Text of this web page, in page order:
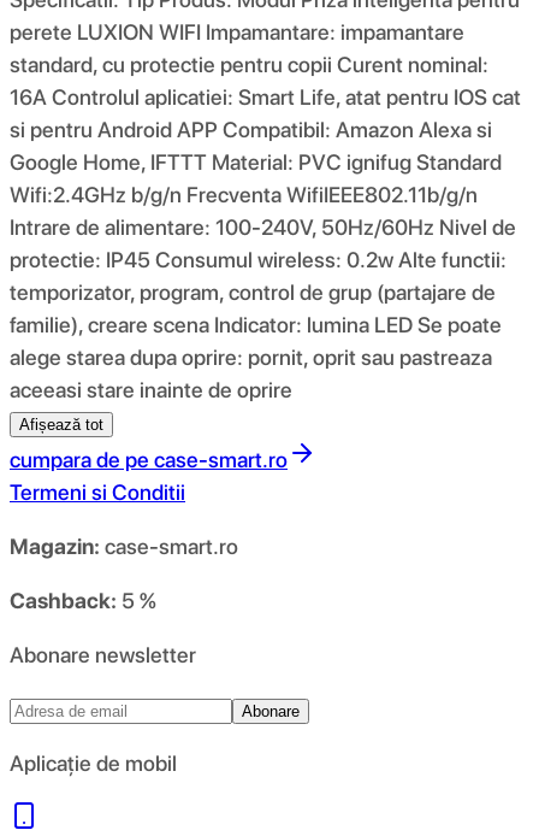
perete LUXION WIFI Impamantare: impamantare
standard, cu protectie pentru copii Curent nominal:
16A Controlul aplicatiei: Smart Life, atat pentru IOS cat
si pentru Android APP Compatibil: Amazon Alexa si
Google Home, IFTTT Material: PVC ignifug Standard
Wifi:2.4GHz b/g/n Frecventa WifiIEEE802.11b/g/n
Intrare de alimentare: 100-240V, 50Hz/60Hz Nivel de
protectie: IP45 Consumul wireless: 0.2w Alte functii:
temporizator, program, control de grup (partajare de
familie), creare scena Indicator: lumina LED Se poate
alege starea dupa oprire: pornit, oprit sau pastreaza
aceeasi stare inainte de oprire
Afișează tot
cumpara de pe case-smart.ro
Termeni si Conditii
Magazin: case-smart.ro
Cashback: 5 %
Abonare newsletter
Abonare
Aplicație de mobil